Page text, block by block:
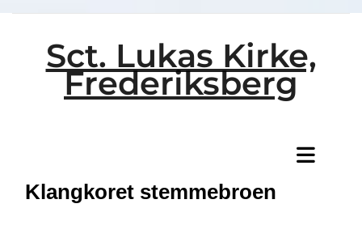
Sct. Lukas Kirke,
Frederiksberg
Klangkoret stemmebroen